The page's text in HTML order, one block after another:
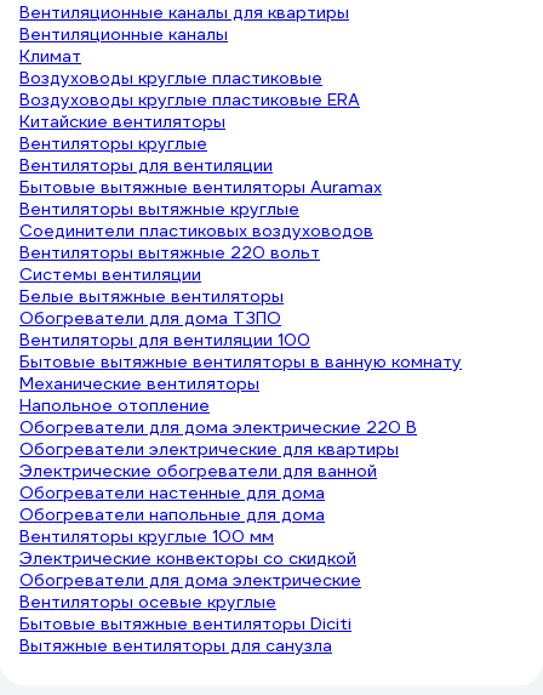
Вентиляционные каналы для квартиры
Вентиляционные каналы
Климат
Воздуховоды круглые пластиковые
Воздуховоды круглые пластиковые ERA
Китайские вентиляторы
Вентиляторы круглые
Вентиляторы для вентиляции
Бытовые вытяжные вентиляторы Auramax
Вентиляторы вытяжные круглые
Соединители пластиковых воздуховодов
Вентиляторы вытяжные 220 вольт
Системы вентиляции
Белые вытяжные вентиляторы
Обогреватели для дома ТЗПО
Вентиляторы для вентиляции 100
Бытовые вытяжные вентиляторы в ванную комнату
Механические вентиляторы
Напольное отопление
Обогреватели для дома электрические 220 В
Обогреватели электрические для квартиры
Электрические обогреватели для ванной
Обогреватели настенные для дома
Обогреватели напольные для дома
Вентиляторы круглые 100 мм
Электрические конвекторы со скидкой
Обогреватели для дома электрические
Вентиляторы осевые круглые
Бытовые вытяжные вентиляторы Diciti
Вытяжные вентиляторы для санузла